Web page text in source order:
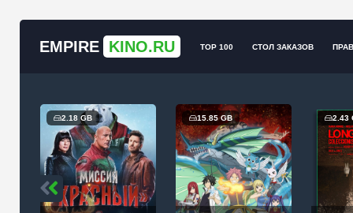
EMPIRE KINO.RU TOP 100 СТОЛ ЗАКАЗОВ
2.18 GB 15.85 GB 2.43